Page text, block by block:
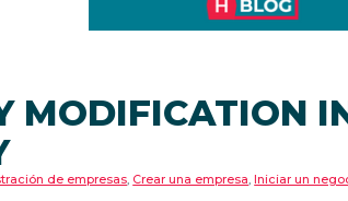
MODIFICATION
de empresas, Crear una empresa,Iniciar un